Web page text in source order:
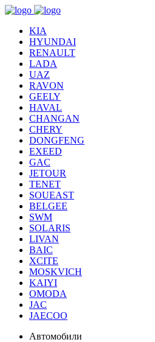
KIA
HYUNDAI
RENAULT
LADA
UAZ
RAVON
GEELY
HAVAL
CHANGAN
CHERY
DONGFENG
EXEED
GAC
JETOUR
TENET
SOUEAST
BELGEE
SWM
SOLARIS
LIVAN
BAIC
XCITE
MOSKVICH
KAIYI
OMODA
JAC
JAECOO
Автомобили